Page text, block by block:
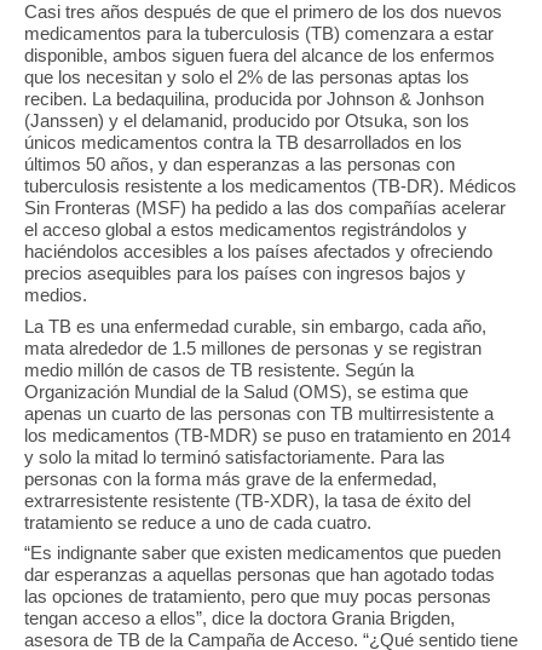
Casi tres años después de que el primero de los dos nuevos
medicamentos para la tuberculosis (TB) comenzara a estar
disponible, ambos siguen fuera del alcance de los enfermos
que los necesitan y solo el 2% de las personas aptas los
reciben. La bedaquilina, producida por Johnson & Jonhson
(Janssen) y el delamanid, producido por Otsuka, son los
únicos medicamentos contra la TB desarrollados en los
últimos 50 años, y dan esperanzas a las personas con
tuberculosis resistente a los medicamentos (TB-DR). Médicos
Sin Fronteras (MSF) ha pedido a las dos compañías acelerar
el acceso global a estos medicamentos registrándolos y
haciéndolos accesibles a los países afectados y ofreciendo
precios asequibles para los países con ingresos bajos y
medios.
La TB es una enfermedad curable, sin embargo, cada año,
mata alrededor de 1.5 millones de personas y se registran
medio millón de casos de TB resistente. Según la
Organización Mundial de la Salud (OMS), se estima que
apenas un cuarto de las personas con TB multirresistente a
los medicamentos (TB-MDR) se puso en tratamiento en 2014
y solo la mitad lo terminó satisfactoriamente. Para las
personas con la forma más grave de la enfermedad,
extrarresistente resistente (TB-XDR), la tasa de éxito del
tratamiento se reduce a uno de cada cuatro.
“Es indignante saber que existen medicamentos que pueden
dar esperanzas a aquellas personas que han agotado todas
las opciones de tratamiento, pero que muy pocas personas
tengan acceso a ellos”, dice la doctora Grania Brigden,
asesora de TB de la Campaña de Acceso. “¿Qué sentido tiene